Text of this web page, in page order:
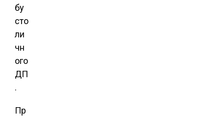
бу
сто
ли
чн
ого
ДП
.
Пр